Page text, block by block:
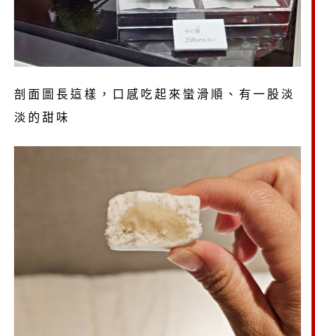
剖面圖長這樣，口感吃起來蠻滑順、有一股淡
淡的甜味